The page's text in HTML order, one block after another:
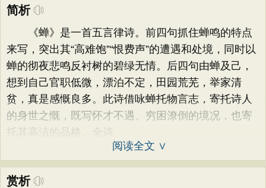
简析
《蝉》是一首五言律诗。前四句抓住蝉鸣的特点
来写，突出其“高难饱”“恨费声”的遭遇和处境，同时以
蝉的彻夜悲鸣反衬树的碧绿无情。后四句由蝉及己，
想到自己官职低微，漂泊不定，田园荒芜，举家清
贫，真是感慨良多。此诗借咏蝉托物言志，寄托诗人
的身世之慨，既写怀才不遇、穷困潦倒的境况，也寄
托其高洁的品格。全诗
阅读全文 ∨
赏析